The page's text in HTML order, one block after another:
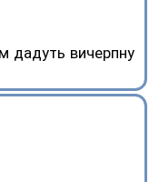
дадуть вичерпну